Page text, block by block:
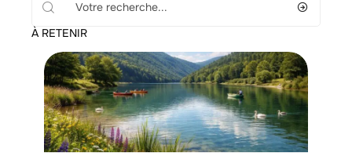
À RETENIR
Voyage